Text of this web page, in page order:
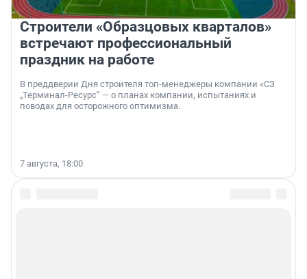
Строители «Образцовых кварталов»
встречают профессиональный
праздник на работе
В преддверии Дня строителя топ-менеджеры компании «СЗ
„Терминал-Ресурс“ — о планах компании, испытаниях и
поводах для осторожного оптимизма.
7 августа, 18:00